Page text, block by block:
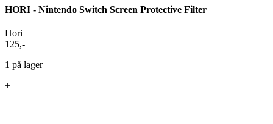
HORI - Nintendo Switch Screen Protective Filter
Hori
125,-
1 på lager
+